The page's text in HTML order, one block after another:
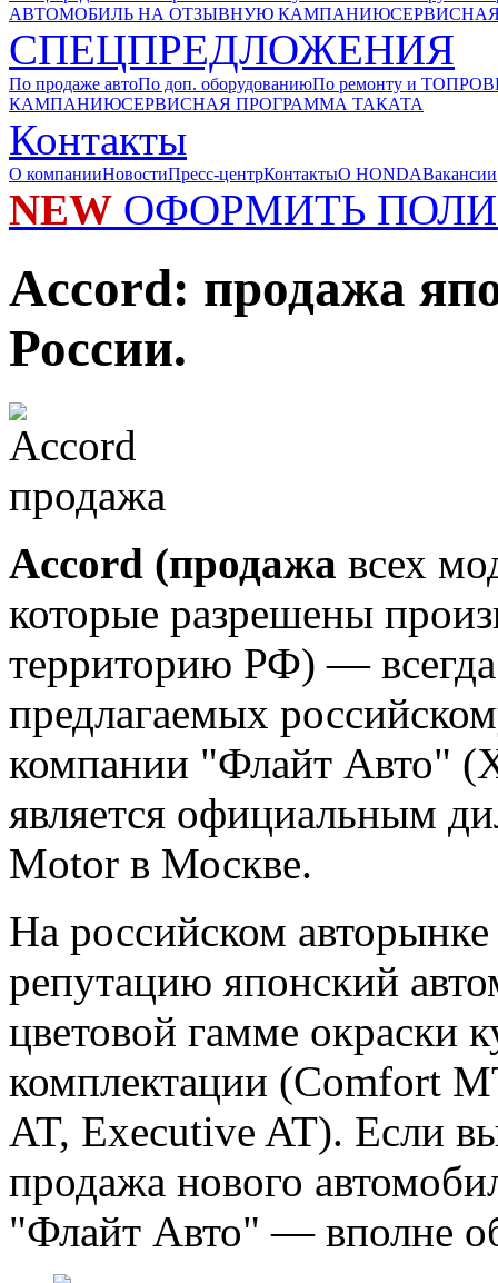
АВТОМОБИЛЬ НА ОТЗЫВНУЮ КАМПАНИЮ
СПЕЦПРЕДЛОЖЕНИЯ
По продаже автоПо доп. оборудованиюПо ремонту и ТО
КАМПАНИЮСЕРВИСНАЯ ПРОГРАММА ТАКАТА
Контакты
О компанииНовостиПресс-центрКонтактыО HONDAВакансии
NEW ОФОРМИТЬ
Accord: продажа
России.
Accord (продажа всех
которые разрешены
территорию РФ) — всегда
предлагаемых
компании "Флайт Авто"
является официальным
Motor в Москве.
На российском
репутацию японский
цветовой гамме окраски
комплектации (Comfort
AT, Executive AT). Если
продажа нового
"Флайт Авто" — вполне